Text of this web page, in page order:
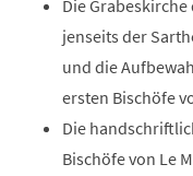
Die
jenseits der
und die
ersten Bischöfe
Die
Bischöfe von Le